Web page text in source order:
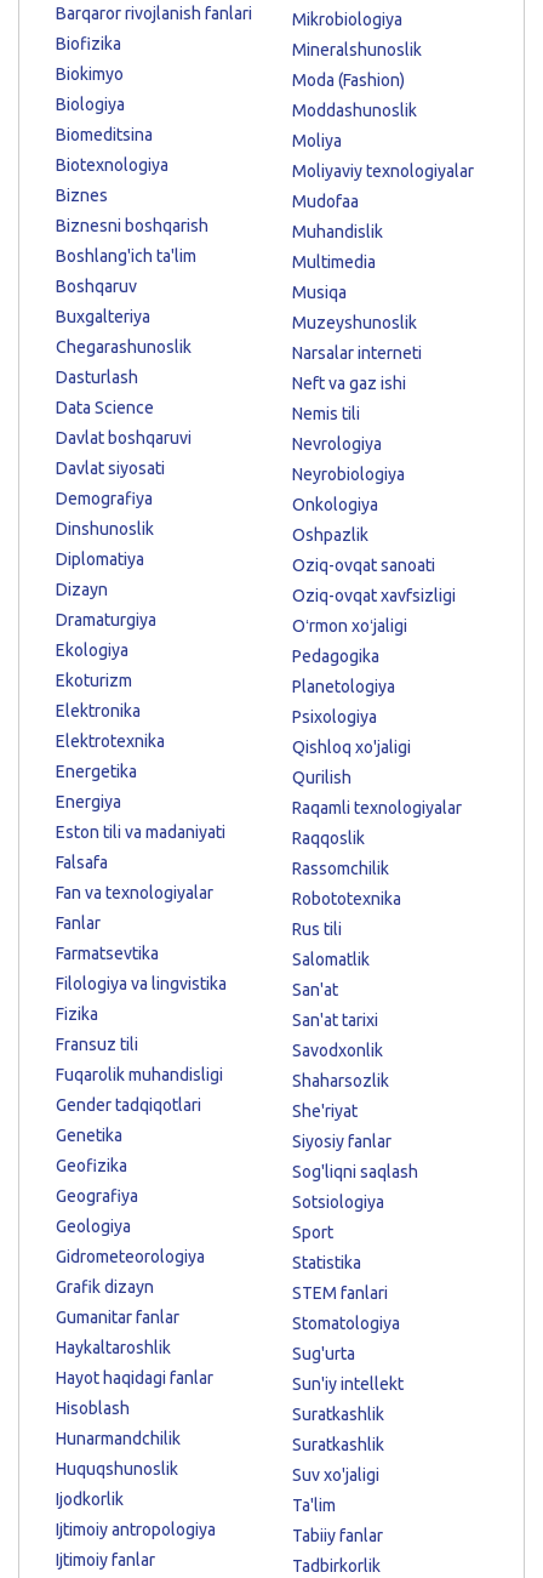
Barqaror rivojlanish fanlari
Biofizika
Biokimyo
Biologiya
Biomeditsina
Biotexnologiya
Biznes
Biznesni boshqarish
Boshlang'ich ta'lim
Boshqaruv
Buxgalteriya
Chegarashunoslik
Dasturlash
Data Science
Davlat boshqaruvi
Davlat siyosati
Demografiya
Dinshunoslik
Diplomatiya
Dizayn
Dramaturgiya
Ekologiya
Ekoturizm
Elektronika
Elektrotexnika
Energetika
Energiya
Eston tili va madaniyati
Falsafa
Fan va texnologiyalar
Fanlar
Farmatsevtika
Filologiya va lingvistika
Fizika
Fransuz tili
Fuqarolik muhandisligi
Gender tadqiqotlari
Genetika
Geofizika
Geografiya
Geologiya
Gidrometeorologiya
Grafik dizayn
Gumanitar fanlar
Haykaltaroshlik
Hayot haqidagi fanlar
Hisoblash
Hunarmandchilik
Huquqshunoslik
Ijodkorlik
Ijtimoiy antropologiya
Ijtimoiy fanlar
Mikrobiologiya
Mineralshunoslik
Moda (Fashion)
Moddashunoslik
Moliya
Moliyaviy texnologiyalar
Mudofaa
Muhandislik
Multimedia
Musiqa
Muzeyshunoslik
Narsalar interneti
Neft va gaz ishi
Nemis tili
Nevrologiya
Neyrobiologiya
Onkologiya
Oshpazlik
Oziq-ovqat sanoati
Oziq-ovqat xavfsizligi
Oʻrmon xoʻjaligi
Pedagogika
Planetologiya
Psixologiya
Qishloq xo'jaligi
Qurilish
Raqamli texnologiyalar
Raqqoslik
Rassomchilik
Robototexnika
Rus tili
Salomatlik
San'at
San'at tarixi
Savodxonlik
Shaharsozlik
She'riyat
Siyosiy fanlar
Sog'liqni saqlash
Sotsiologiya
Sport
Statistika
STEM fanlari
Stomatologiya
Sug'urta
Sun'iy intellekt
Suratkashlik
Suratkashlik
Suv xo'jaligi
Ta'lim
Tabiiy fanlar
Tadbirkorlik